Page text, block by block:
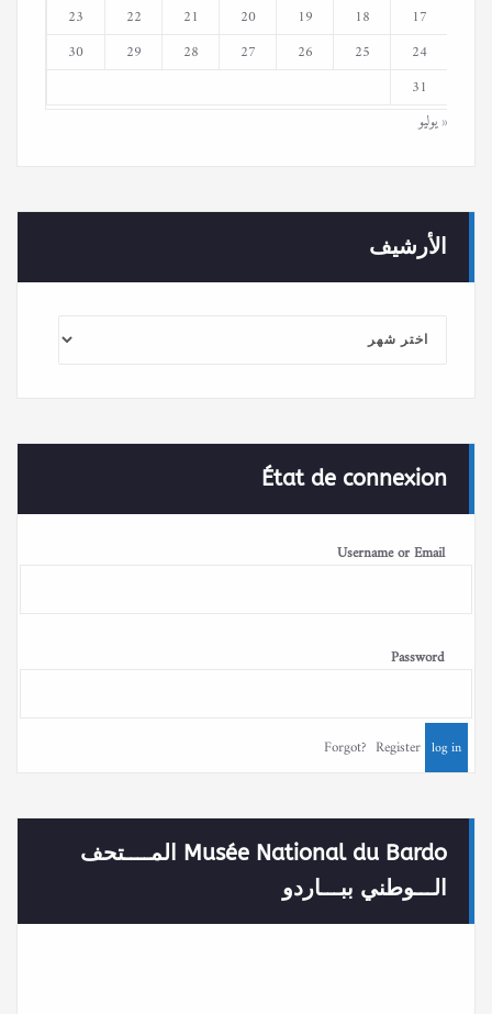
17
18
19
20
21
22
23
24
25
26
27
28
29
30
31
« يوليو
الأرشيف
État de connexion
Username or Email
Password
Forgot? Register
Musée National du Bardo المــــتحف
الـــوطني ببـــاردو